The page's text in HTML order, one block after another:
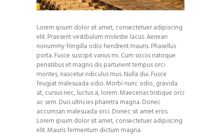
Lorem ipsum dolor sit amet, consectetuer adipiscing
elit. Praesent vestibulum molestie lacus. Aenean
nonummy fringilla odio hendrerit mauris. Phasellus
porta. Fusce suscipit varius mi. Cum sociis natoque
penatibus et magnis dis parturient tempus orci
montes, nascetur ridiculus mus. Nulla dui. Fusce
feugiat malesuada odio. Morbi nunc odio, gravida
at, cursus nec, luctus a, lorem. Maecenas tristique orci
ac sem. Duis ultricies pharetra magna. Donec
accumsan malesuada orci. Donec sit amet eros.
Lorem ipsum dolor sit amet, consectetuer adipiscing
elit. Mauris fermentum dictum magna.